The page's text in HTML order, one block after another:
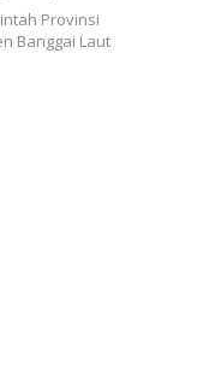
Provinsi
Banggai Laut